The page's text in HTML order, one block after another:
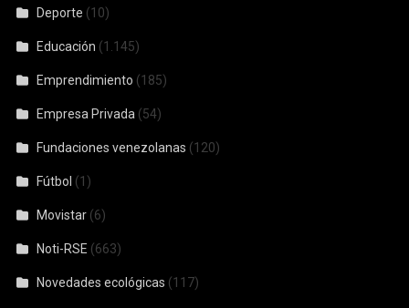
Deporte (10)
Educación (1.145)
Emprendimiento (185)
Empresa Privada (54)
Fundaciones venezolanas (120)
Fútbol (1)
Movistar (6)
Noti-RSE (663)
Novedades ecológicas (117)